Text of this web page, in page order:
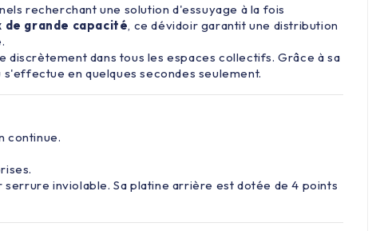
recherchant une solution d'essuyage à la fois
grande capacité, ce dévidoir garantit une distribution
discrètement dans tous les espaces collectifs. Grâce à sa
en quelques secondes seulement.
continue.
inviolable. Sa platine arrière est dotée de 4 points